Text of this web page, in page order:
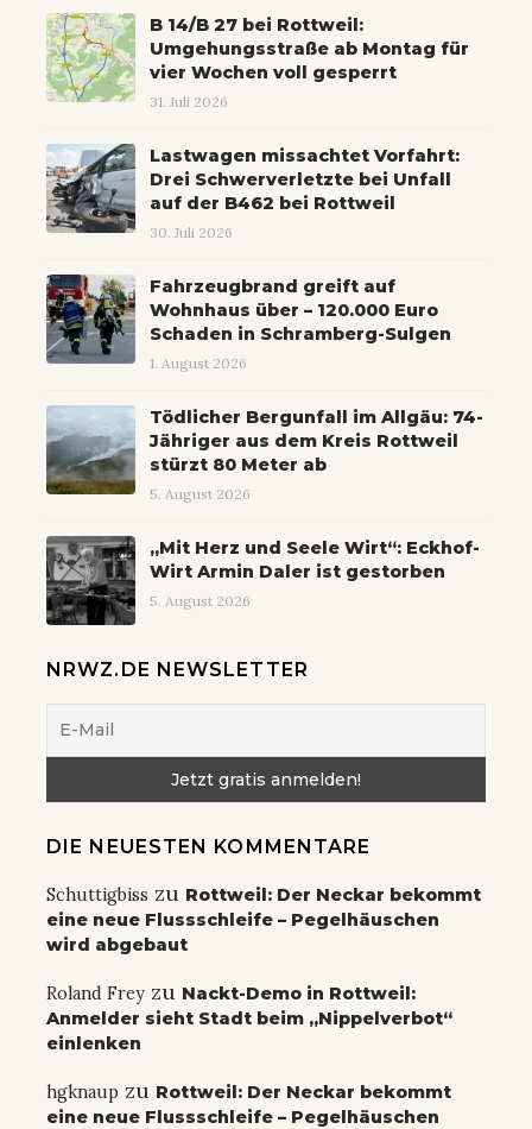
B 14/B 27 bei Rottweil:
Umgehungsstraße ab Montag für
vier Wochen voll gesperrt
31. Juli 2026
Lastwagen missachtet Vorfahrt:
Drei Schwerverletzte bei Unfall
auf der B462 bei Rottweil
30. Juli 2026
Fahrzeugbrand greift auf
Wohnhaus über – 120.000 Euro
Schaden in Schramberg-Sulgen
1. August 2026
Tödlicher Bergunfall im Allgäu: 74-
Jähriger aus dem Kreis Rottweil
stürzt 80 Meter ab
5. August 2026
„Mit Herz und Seele Wirt“: Eckhof-
Wirt Armin Daler ist gestorben
5. August 2026
NRWZ.DE NEWSLETTER
DIE NEUESTEN KOMMENTARE
Schuttigbiss zu Rottweil: Der Neckar bekommt
eine neue Flussschleife – Pegelhäuschen
wird abgebaut
Roland Frey zu Nackt-Demo in Rottweil:
Anmelder sieht Stadt beim „Nippelverbot“
einlenken
hgknaup zu Rottweil: Der Neckar bekommt
eine neue Flussschleife – Pegelhäuschen